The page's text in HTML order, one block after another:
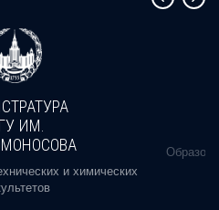
ИМ.
и химических